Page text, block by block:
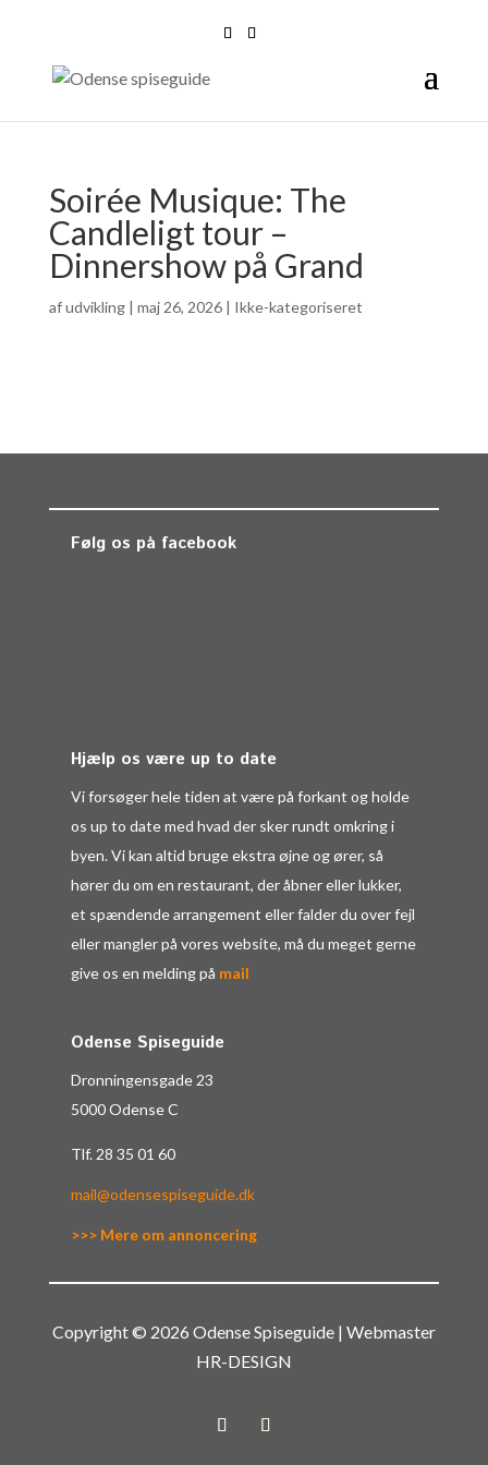
Soirée Musique: The
Candleligt tour –
Dinnershow på Grand
afudvikling| maj 26, 2026| Ikke-kategoriseret
Følg os på facebook
Hjælp os være up to date
Vi forsøger hele tiden at være på forkant og holde
os up to date med hvad der sker rundt omkring i
byen. Vi kan altid bruge ekstra øjne og ører, så
hører du om en restaurant, der åbner eller lukker,
et spændende arrangement eller falder du over fejl
eller mangler på vores website, må du meget gerne
give os en melding på mail
Odense Spiseguide
Dronningensgade 23
5000 Odense C
Tlf. 28 35 01 60
mail@odensespiseguide.dk
>>> Mere om annoncering
Copyright © 2026 Odense Spiseguide | Webmaster
HR-DESIGN